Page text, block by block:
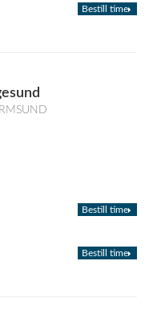
Bestill time
Bestill time
Bestill time